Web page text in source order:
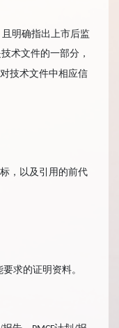
明确指出上市后监
术文件的一部分，
技术文件中相应信
，以及引用的前代
求的证明资料。